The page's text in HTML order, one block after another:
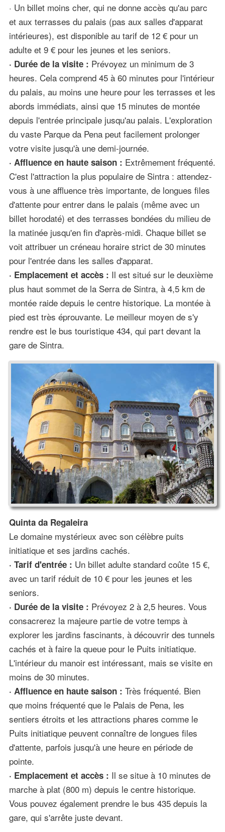
· Un billet moins cher, qui ne donne accès qu'au parc
et aux terrasses du palais (pas aux salles d'apparat
intérieures), est disponible au tarif de 12 € pour un
adulte et 9 € pour les jeunes et les seniors.
· Durée de la visite : Prévoyez un minimum de 3
heures. Cela comprend 45 à 60 minutes pour l'intérieur
du palais, au moins une heure pour les terrasses et les
abords immédiats, ainsi que 15 minutes de montée
depuis l'entrée principale jusqu'au palais. L'exploration
du vaste Parque da Pena peut facilement prolonger
votre visite jusqu'à une demi-journée.
· Affluence en haute saison : Extrêmement fréquenté.
C'est l'attraction la plus populaire de Sintra : attendez-
vous à une affluence très importante, de longues files
d'attente pour entrer dans le palais (même avec un
billet horodaté) et des terrasses bondées du milieu de
la matinée jusqu'en fin d'après-midi. Chaque billet se
voit attribuer un créneau horaire strict de 30 minutes
pour l'entrée dans les salles d'apparat.
· Emplacement et accès : Il est situé sur le deuxième
plus haut sommet de la Serra de Sintra, à 4,5 km de
montée raide depuis le centre historique. La montée à
pied est très éprouvante. Le meilleur moyen de s'y
rendre est le bus touristique 434, qui part devant la
gare de Sintra.
Quinta da Regaleira
Le domaine mystérieux avec son célèbre puits
initiatique et ses jardins cachés.
· Tarif d'entrée : Un billet adulte standard coûte 15 €,
avec un tarif réduit de 10 € pour les jeunes et les
seniors.
· Durée de la visite : Prévoyez 2 à 2,5 heures. Vous
consacrerez la majeure partie de votre temps à
explorer les jardins fascinants, à découvrir des tunnels
cachés et à faire la queue pour le Puits initiatique.
L'intérieur du manoir est intéressant, mais se visite en
moins de 30 minutes.
· Affluence en haute saison : Très fréquenté. Bien
que moins fréquenté que le Palais de Pena, les
sentiers étroits et les attractions phares comme le
Puits initiatique peuvent connaître de longues files
d'attente, parfois jusqu'à une heure en période de
pointe.
· Emplacement et accès : Il se situe à 10 minutes de
marche à plat (800 m) depuis le centre historique.
Vous pouvez également prendre le bus 435 depuis la
gare, qui s'arrête juste devant.